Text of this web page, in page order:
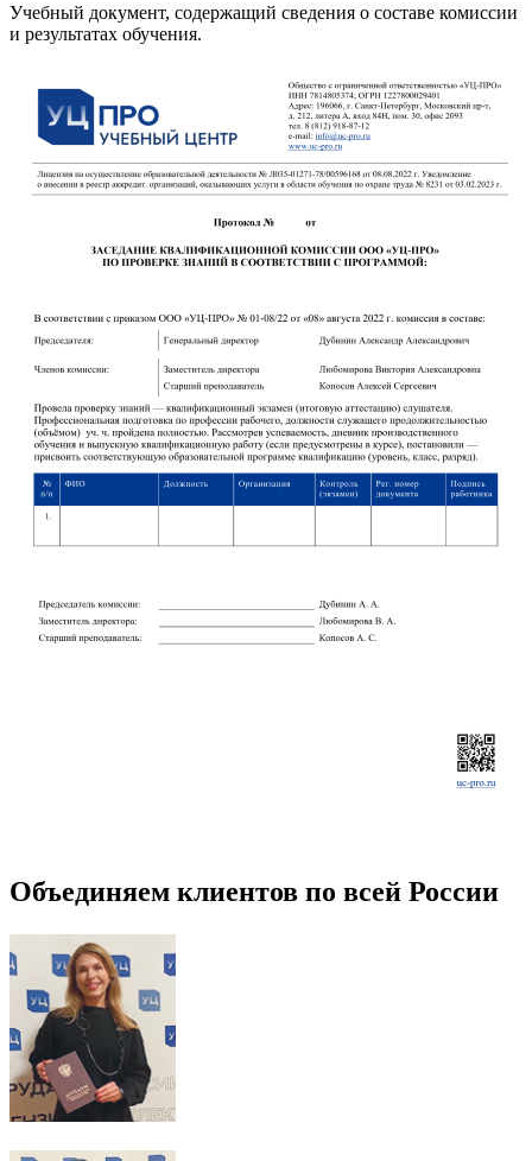
Учебный документ, содержащий сведения о составе комиссии
и результатах обучения.
Объединяем клиентов по всей России